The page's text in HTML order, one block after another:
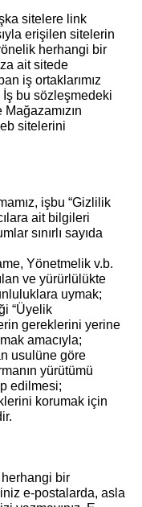
sitelere link
erişilen sitelerin
herhangi bir
ait sitede
iş ortaklarımız
İş bu sözleşmedeki
sitelerini
işbu “Gizlilik
ait bilgileri
sınırlı sayıda
Yönetmelik v.b.
ve yürürlülükte
uymak;
“Üyelik
gereklerini yerine
amacıyla;
usulüne göre
yürütümü
edilmesi;
korumak için
herhangi bir
e-postalarda, asla